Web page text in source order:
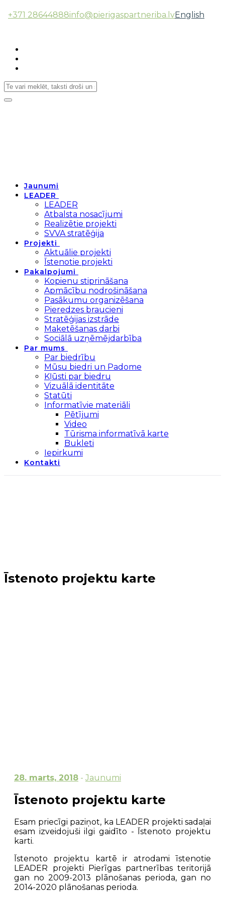
+371 28644888info@pierigaspartneriba.lvEnglish
Toggle
Jaunumi
LEADER
LEADER
Atbalsta nosacījumi
Realizētie projekti
SVVA stratēģija
Projekti
Aktuālie projekti
Īstenotie projekti
Pakalpojumi
Kopienu stiprināšana
Apmācību nodrošināšana
Pasākumu organizēšana
Pieredzes braucieni
Stratēģijas izstrāde
Maketēšanas darbi
Sociālā uzņēmējdarbība
Par mums
Par biedrību
Mūsu biedri un Padome
Kļūsti par biedru
Vizuālā identitāte
Statūti
Informatīvie materiāli
Pētījumi
Video
Tūrisma informatīvā karte
Bukleti
Iepirkumi
Kontakti
Īstenoto projektu karte
28. marts, 2018 - Jaunumi
Īstenoto projektu karte
Esam priecīgi paziņot, ka LEADER projekti sadaļai
esam izveidojuši ilgi gaidīto - Īstenoto projektu
karti.
Īstenoto projektu kartē ir atrodami īstenotie
LEADER projekti Pierīgas partnerības teritorijā
gan no 2009-2013 plānošanas perioda, gan no
2014-2020 plānošanas perioda.